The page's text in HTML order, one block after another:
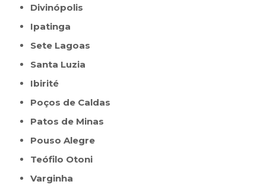
Divinópolis
Ipatinga
Sete Lagoas
Santa Luzia
Ibirité
Poços de Caldas
Patos de Minas
Pouso Alegre
Teófilo Otoni
Varginha